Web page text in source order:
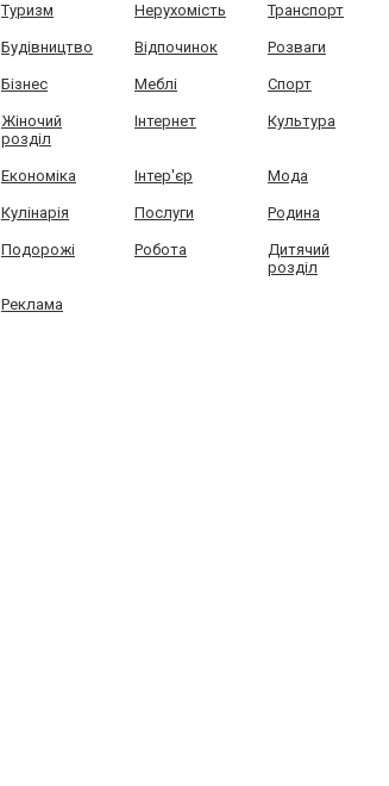
Туризм Нерухомість Транспорт
Будівництво Відпочинок Розваги
Бізнес Меблі Спорт
Жіночий
розділ
Інтернет Культура
Економіка Інтер'єр Мода
Кулінарія Послуги Родина
Подорожі Робота
Дитячий
розділ
Реклама